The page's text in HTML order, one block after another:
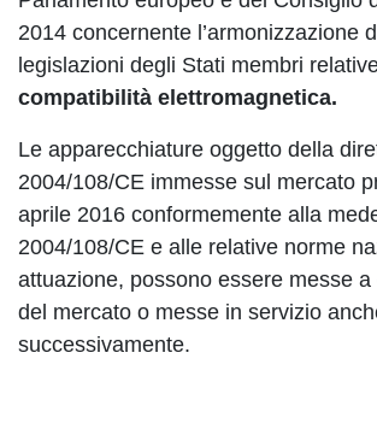
2014 concernente l’armonizzazione
legislazioni degli Stati membri
compatibilità elettromagnetica.
Le apparecchiature oggetto della
2004/108/CE immesse sul mercato
aprile 2016 conformemente alla
2004/108/CE e alle relative norme
attuazione, possono essere messe
del mercato o messe in servizio
successivamente.